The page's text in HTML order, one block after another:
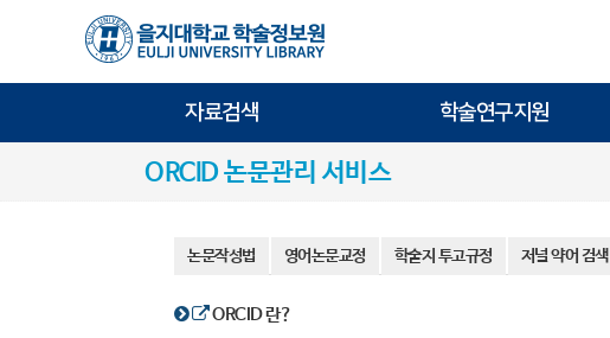
자료검색 학술연구지원
ORCID 논문관리 서비스
논문작성법 영어논문교정 학술지 투고규정 저널 약어 검색
ORCID 란?